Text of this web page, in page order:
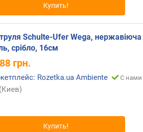
Купить!
Schulte-Ufer Wega, нержавіюча
срібло, 16см
грн.
Rozetka.ua Ambiente С нами
(Киев)
Купить!